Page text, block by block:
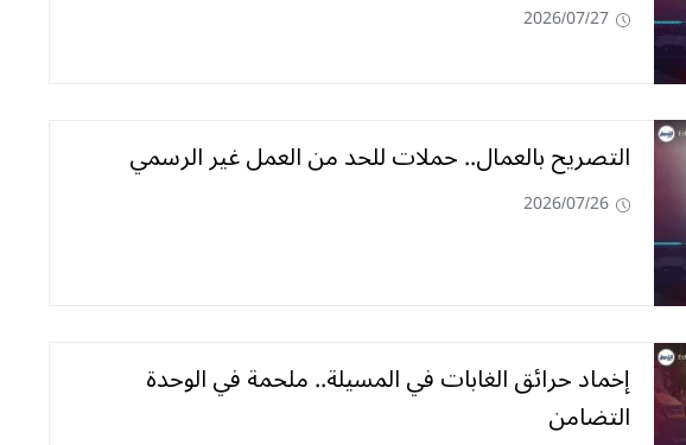
2026/07/27
التصريح بالعمال.. حملات للحد من العمل غير الرسمي
2026/07/26
إخماد حرائق الغابات في المسيلة.. ملحمة في الوحدة
التضامن